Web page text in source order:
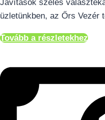
Javítások széles
üzletünkben, az Őrs Vezér
Tovább a részletekhez